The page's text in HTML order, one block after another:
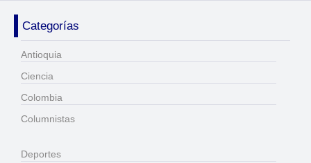
Categorías
Antioquia
Ciencia
Colombia
Columnistas
Deportes